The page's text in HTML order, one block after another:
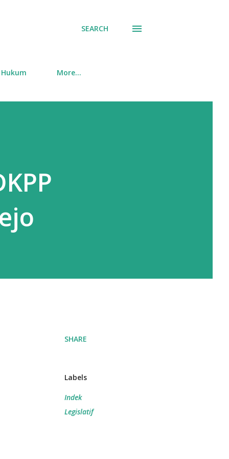
SEARCH
Hukum More…
SHARE
Labels
Indek
Legislatif